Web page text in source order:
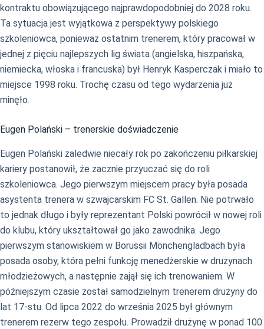
kontraktu obowiązującego najprawdopodobniej do 2028 roku.
Ta sytuacja jest wyjątkowa z perspektywy polskiego
szkoleniowca, ponieważ ostatnim trenerem, który pracował w
jednej z pięciu najlepszych lig świata (angielska, hiszpańska,
niemiecka, włoska i francuska) był Henryk Kasperczak i miało to
miejsce 1998 roku. Trochę czasu od tego wydarzenia już
minęło.
Eugen Polański – trenerskie doświadczenie
Eugen Polański zaledwie niecały rok po zakończeniu piłkarskiej
kariery postanowił, że zacznie przyuczać się do roli
szkoleniowca. Jego pierwszym miejscem pracy była posada
asystenta trenera w szwajcarskim FC St. Gallen. Nie potrwało
to jednak długo i były reprezentant Polski powrócił w nowej roli
do klubu, który ukształtował go jako zawodnika. Jego
pierwszym stanowiskiem w Borussii Mönchengladbach była
posada osoby, która pełni funkcję menedżerskie w drużynach
młodzieżowych, a następnie zajął się ich trenowaniem. W
późniejszym czasie został samodzielnym trenerem drużyny do
lat 17-stu. Od lipca 2022 do września 2025 był głównym
trenerem rezerw tego zespołu. Prowadził drużynę w ponad 100